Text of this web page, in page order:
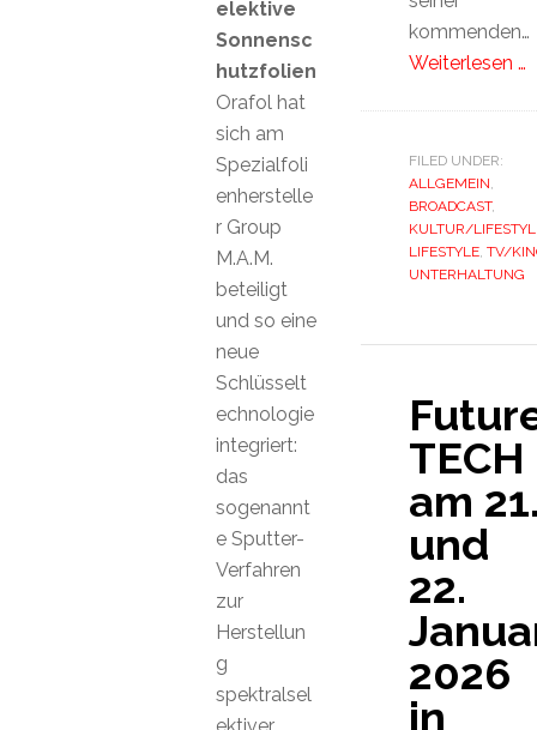
kommenden…
Weiterlesen …
FILED UNDER:
ALLGEMEIN,
BROADCAST,
KULTUR/
LIFESTYLE, TV/
UNTERHALTUNG
TECH
am
und
22.
2026
in
elektive
Sonnensc
hutzfolien
Orafol hat
sich am
Spezialfoli
enherstelle
r Group
M.A.M.
beteiligt
und so eine
neue
Schlüsselt
echnologie
integriert:
das
sogenannt
e Sputter-
Verfahren
zur
Herstellun
g
spektralsel
ektiver